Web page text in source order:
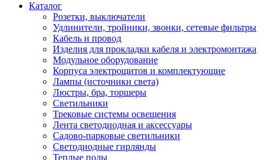
Каталог
Розетки, выключатели
Удлинители, тройники, звонки, сетевые фильтры
Кабель и провод
Изделия для прокладки кабеля и электромонтажа
Модульное оборудование
Корпуса электрощитов и комплектующие
Лампы (источники света)
Люстры, бра, торшеры
Светильники
Трековые системы освещения
Лента светодиодная и аксессуары
Садово-парковые светильники
Светодиодные гирлянды
Теплые полы